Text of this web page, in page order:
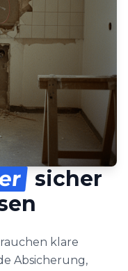
sicher
klare
Absicherung,